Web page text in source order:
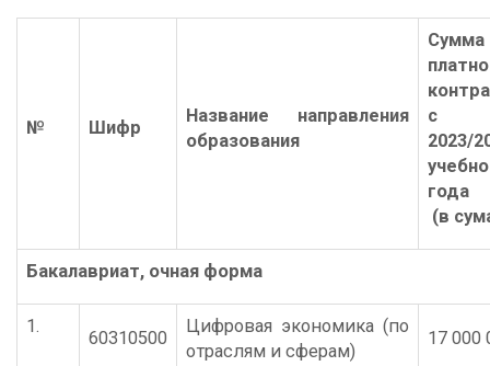
№ Шифр
Название направления
образования
Сумма
с
2023/
года
(в
Бакалавриат, очная форма
1.
60310500
Цифровая экономика (по
отраслям и сферам)
17 000